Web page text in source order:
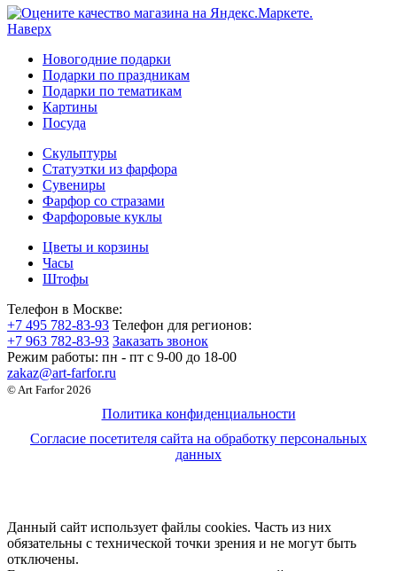
Наверх
Новогодние подарки
Подарки по праздникам
Подарки по тематикам
Картины
Посуда
Скульптуры
Статуэтки из фарфора
Сувениры
Фарфор со стразами
Фарфоровые куклы
Цветы и корзины
Часы
Штофы
Телефон в Москве:
+7 495 782-83-93 Телефон для регионов:
+7 963 782-83-93 Заказать звонок
Режим работы: пн - пт c 9-00 до 18-00
zakaz@art-farfor.ru
© Art Farfor 2026
Политика конфиденциальности
Согласие посетителя сайта на обработку персональных
данных
Данный сайт использует файлы cookies. Часть из них
обязательны с технической точки зрения и не могут быть
отключены.